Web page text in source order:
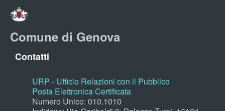
Comune di Genova
Contatti
URP - Ufficio Relazioni con il Pubblico
Posta Elettronica Certificata
Numero Unico: 010.1010